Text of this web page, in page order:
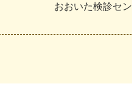
おおいた検診セン